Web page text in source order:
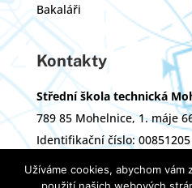
Bakaláři
Kontakty
Střední škola technická
789 85 Mohelnice, 1. máje
Identifikační číslo: 00851205
Zřizovatel: Olomoucký kraj
Užíváme cookies, abychom vám